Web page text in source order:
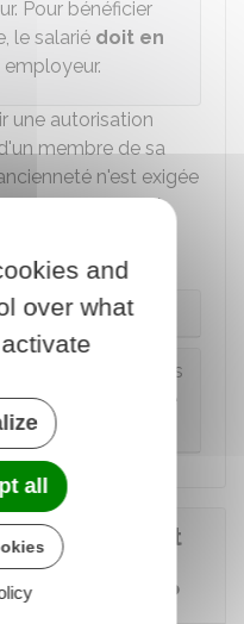
Pour bénéficier
le salarié doit en
employeur.
une autorisation
membre de sa
n'est exigée
durée du congé
décédée par
personne de moins
et permanente
a-t-elle droit
de la
(JDC) ?
and
over what
all